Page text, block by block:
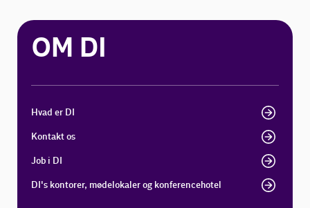
OM DI
Hvad er DI
Kontakt os
Job i DI
DI's kontorer, mødelokaler og konferencehotel